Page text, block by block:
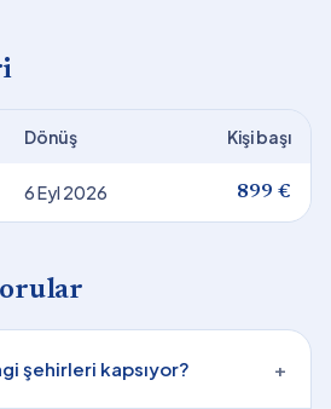
Dönüş Kişi başı
6 Eyl 2026 899 €
şehirleri kapsıyor? +